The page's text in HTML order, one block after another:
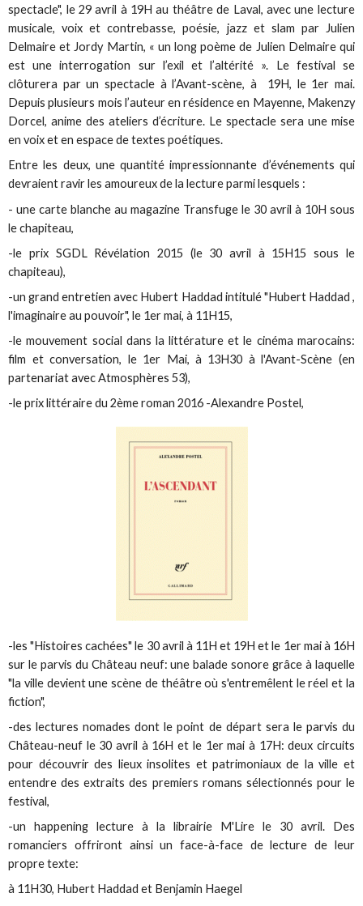
spectacle", le 29 avril à 19H au théâtre de Laval, avec une lecture
musicale, voix et contrebasse, poésie, jazz et slam par Julien
Delmaire et Jordy Martin, « un long poème de Julien Delmaire qui
est une interrogation sur l’exil et l’altérité ». Le festival se
clôturera par un spectacle à l’Avant-scène, à 19H, le 1er mai.
Depuis plusieurs mois l’auteur en résidence en Mayenne, Makenzy
Dorcel, anime des ateliers d’écriture. Le spectacle sera une mise
en voix et en espace de textes poétiques.
Entre les deux, une quantité impressionnante d’événements qui
devraient ravir les amoureux de la lecture parmi lesquels :
- une carte blanche au magazine Transfuge le 30 avril à 10H sous
le chapiteau,
-le prix SGDL Révélation 2015 (le 30 avril à 15H15 sous le
chapiteau),
-un grand entretien avec Hubert Haddad intitulé "Hubert Haddad ,
l'imaginaire au pouvoir", le 1er mai, à 11H15,
-le mouvement social dans la littérature et le cinéma marocains:
film et conversation, le 1er Mai, à 13H30 à l'Avant-Scène (en
partenariat avec Atmosphères 53),
-le prix littéraire du 2ème roman 2016 -Alexandre Postel,
-les "Histoires cachées" le 30 avril à 11H et 19H et le 1er mai à 16H
sur le parvis du Château neuf: une balade sonore grâce à laquelle
"la ville devient une scène de théâtre où s'entremêlent le réel et la
fiction",
-des lectures nomades dont le point de départ sera le parvis du
Château-neuf le 30 avril à 16H et le 1er mai à 17H: deux circuits
pour découvrir des lieux insolites et patrimoniaux de la ville et
entendre des extraits des premiers romans sélectionnés pour le
festival,
-un happening lecture à la librairie M'Lire le 30 avril. Des
romanciers offriront ainsi un face-à-face de lecture de leur
propre texte:
à 11H30, Hubert Haddad et Benjamin Haegel